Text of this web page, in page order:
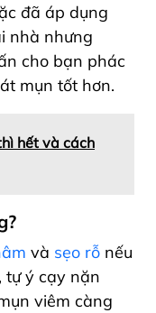
đã áp dụng
nhà nhưng
cho bạn phác
mụn tốt hơn.
hết và cách
và sẹo rỗ nếu
tự ý cạy nặn
viêm càng